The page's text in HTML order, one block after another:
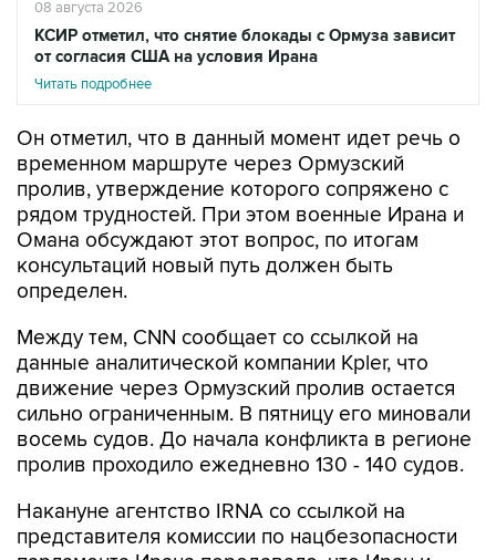
08 августа 2026
КСИР отметил, что снятие блокады с Ормуза зависит
от согласия США на условия Ирана
Читать подробнее
Он отметил, что в данный момент идет речь о
временном маршруте через Ормузский
пролив, утверждение которого сопряжено с
рядом трудностей. При этом военные Ирана и
Омана обсуждают этот вопрос, по итогам
консультаций новый путь должен быть
определен.
Между тем, CNN сообщает со ссылкой на
данные аналитической компании Kpler, что
движение через Ормузский пролив остается
сильно ограниченным. В пятницу его миновали
восемь судов. До начала конфликта в регионе
пролив проходило ежедневно 130 - 140 судов.
Накануне агентство IRNA со ссылкой на
представителя комиссии по нацбезопасности